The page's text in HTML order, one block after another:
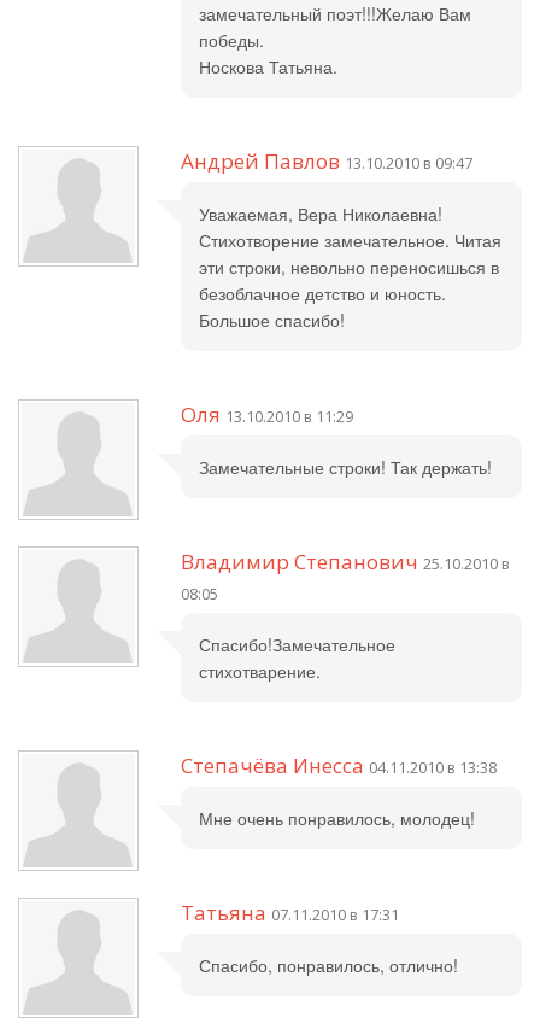
замечательный поэт!!!Желаю Вам
победы.
Носкова Татьяна.
Андрей Павлов 13.10.2010 в 09:47
Уважаемая, Вера Николаевна!
Стихотворение замечательное. Читая
эти строки, невольно переносишься в
безоблачное детство и юность.
Большое спасибо!
Оля 13.10.2010 в 11:29
Замечательные строки! Так держать!
Владимир Степанович 25.10.2010 в
08:05
Спасибо!Замечательное
стихотварение.
Степачёва Инесса 04.11.2010 в 13:38
Мне очень понравилось, молодец!
Татьяна 07.11.2010 в 17:31
Спасибо, понравилось, отлично!